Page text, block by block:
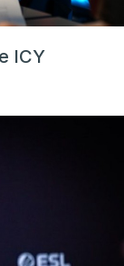
ICY